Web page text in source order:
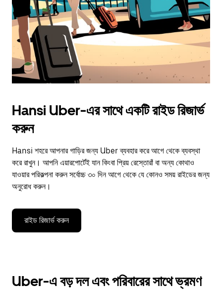
close
the
calendar.
Hansi Uber-এর সাথে একটি রাইড রিজার্ভ
করুন
Hansi শহরে আপনার গাড়ির জন্য Uber ব্যবহার করে আগে থেকে ব্যবস্থা
করে রাখুন। আপনি এয়ারপোর্টেই যান কিংবা প্রিয় রেস্তোরাঁ বা অন্য কোথাও
যাওয়ার পরিকল্পনা করুন সর্বোচ্চ ৩০ দিন আগে থেকে যে কোনও সময় রাইডের জন্য
অনুরোধ করুন।
রাইড রিজার্ভ করুন
Uber-এ বড় দল এবং পরিবারের সাথে ভ্রমণ